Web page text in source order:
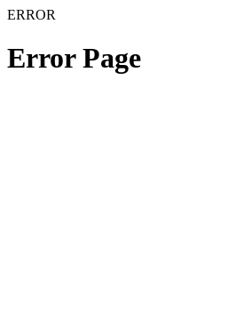
ERROR
Error Page